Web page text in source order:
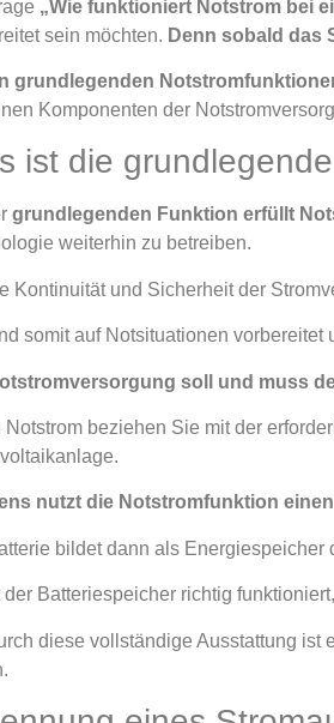
„Wie funktioniert Notstrom bei
sein möchten. Denn sobald das
grundlegenden
Komponenten der
ist die
grundlegenden Funktion erfüllt
weiterhin zu betreiben.
Kontinuität und Sicherheit der
somit auf Notsituationen vorbereitet
soll und muss
Notstrom beziehen Sie mit der
nutzt die Notstromfunktion
bildet dann als
der Batteriespeicher richtig
diese vollständige Ausstattung ist